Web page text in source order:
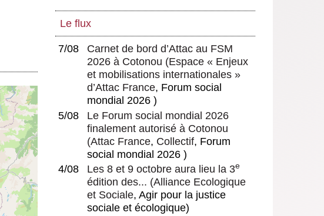
Le flux
7/08
Carnet de bord d’Attac au FSM
2026 à Cotonou (Espace « Enjeux
et mobilisations internationales »
d’Attac France, Forum social
mondial 2026 )
5/08
Le Forum social mondial 2026
finalement autorisé à Cotonou
(Attac France, Collectif, Forum
social mondial 2026 )
4/08
Les 8 et 9 octobre aura lieu la 3e
édition des... (Alliance Ecologique
et Sociale, Agir pour la justice
sociale et écologique)